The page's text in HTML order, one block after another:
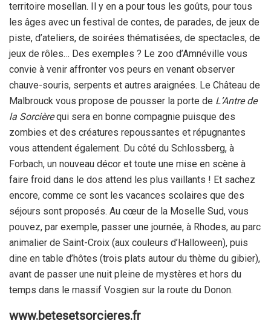
territoire mosellan. Il y en a pour tous les goûts, pour tous
les âges avec un festival de contes, de parades, de jeux de
piste, d’ateliers, de soirées thématisées, de spectacles, de
jeux de rôles… Des exemples ? Le zoo d’Amnéville vous
convie à venir affronter vos peurs en venant observer
chauve-souris, serpents et autres araignées. Le Château de
Malbrouck vous propose de pousser la porte de L’Antre de
la Sorcièrequi sera en bonne compagnie puisque des
zombies et des créatures repoussantes et répugnantes
vous attendent également. Du côté du Schlossberg, à
Forbach, un nouveau décor et toute une mise en scène à
faire froid dans le dos attend les plus vaillants ! Et sachez
encore, comme ce sont les vacances scolaires que des
séjours sont proposés. Au cœur de la Moselle Sud, vous
pouvez, par exemple, passer une journée, à Rhodes, au parc
animalier de Saint-Croix (aux couleurs d’Halloween), puis
dine en table d’hôtes (trois plats autour du thème du gibier),
avant de passer une nuit pleine de mystères et hors du
temps dans le massif Vosgien sur la route du Donon.
www.betesetsorcieres.fr